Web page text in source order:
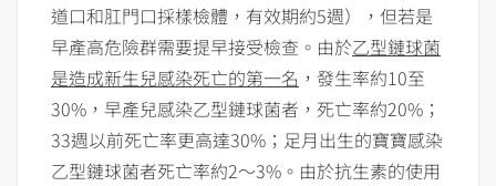
道口和肛門口採樣檢體，有效期約5週），但若是
早產高危險群需要提早接受檢查。由於乙型鏈球菌
是造成新生兒感染死亡的第一名 ，發生率約10至
30%，早產兒感染乙型鏈球菌者，死亡率約20%；
33週以前死亡率更高達30%；足月出生的寶寶感染
乙型鏈球菌者死亡率約2～3%。由於抗生素的使用